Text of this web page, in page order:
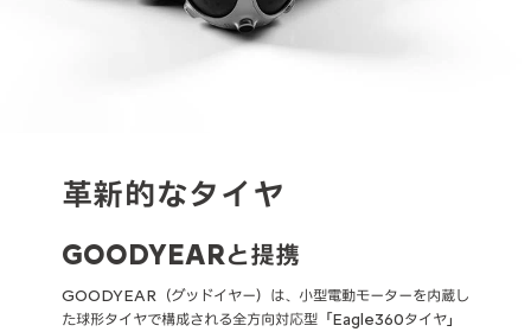
革新的なタイヤ
GOODYEARと提携
GOODYEAR（グッドイヤー）は、小型電動モーターを内蔵し
た球形タイヤで構成される全方向対応型「Eagle360タイヤ」